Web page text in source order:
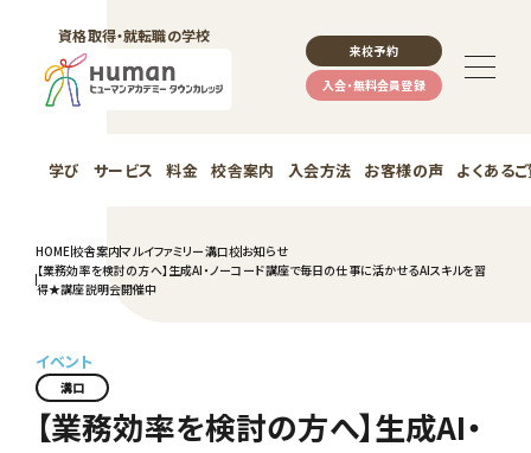
資格取得・就転職の学校
来校予約
入会・無料会員登録
学び サービス 料金 校舎案内 入会方法 お客様の声 よくある
HOME校舎案内マルイファミリー溝口校お知らせ
【業務効率を検討の方へ】生成AI・ノーコード講座で毎日の仕事に活かせるAIスキルを習
得★講座説明会開催中
イベント
溝口
【業務効率を検討の方へ】生成AI・